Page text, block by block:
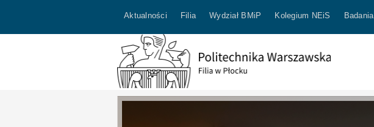
Aktualności Filia Wydział BMiP Kolegium NEiS